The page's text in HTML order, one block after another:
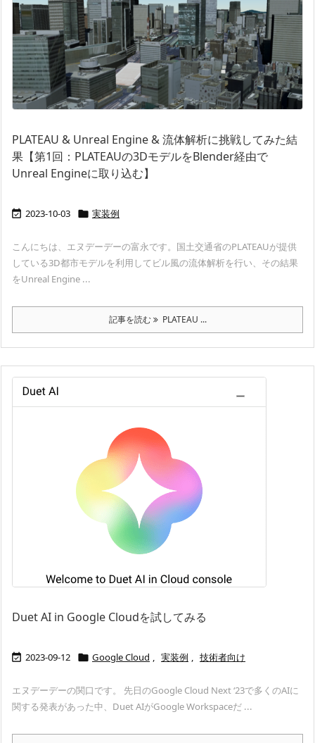
PLATEAU & Unreal Engine & 流体解析に挑戦してみた結
果【第1回：PLATEAUの3DモデルをBlender経由で
Unreal Engineに取り込む】
 2023-10-03  実装例
こんにちは、エヌデーデーの富永です。国土交通省のPLATEAUが提供
している3D都市モデルを利用してビル風の流体解析を行い、その結果
をUnreal Engine ...
記事を読む PLATEAU ...
Duet AI in Google Cloudを試してみる
 2023-09-12  Google Cloud , 実装例 , 技術者向け
エヌデーデーの関口です。 先日のGoogle Cloud Next ‘23で多くのAIに
関する発表があった中、Duet AIがGoogle Workspaceだ ...